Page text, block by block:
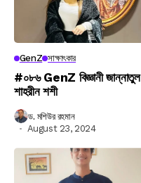
GenZ সাক্ষাৎকার
#০৮৬ GenZ বিজ্ঞানী জান্নাতুল
শাহরীন শশী
ড. মশিউর রহমান
August 23, 2024